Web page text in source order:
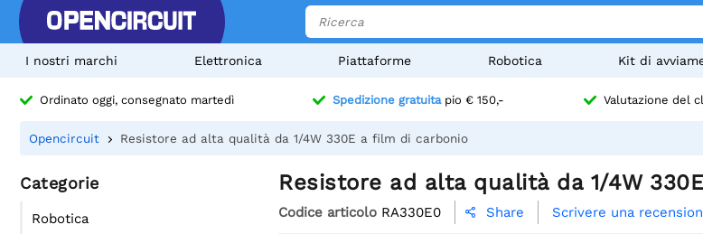
I nostri marchi Elettronica Piattaforme Robotica Kit di
Ordinato oggi, consegnato martedì Spedizione gratuitapio € 150,- Valutazione del
Opencircuit Resistore ad alta qualità da 1/4W 330E a film di carbonio
Categorie
Robotica
Resistore ad alta qualità da 1/4W
Codice articolo RA330E0  Share Scrivere una